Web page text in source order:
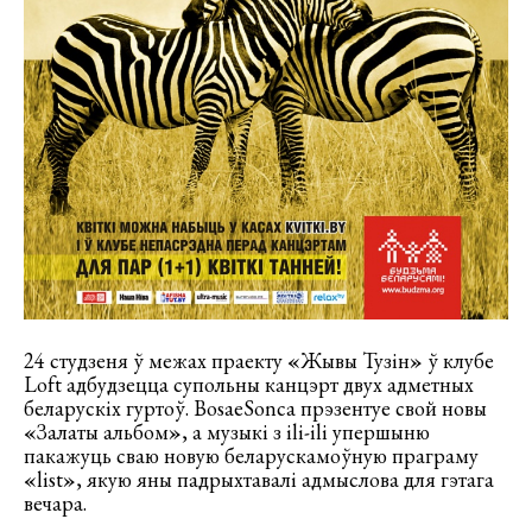
24 студзеня ў межах праекту «Жывы Тузін» ў клубе
Loft адбудзецца супольны канцэрт двух адметных
беларускіх гуртоў. BosaeSonca прэзентуе свой новы
«Залаты альбом», а музыкі з ili-ili упершыню
пакажуць сваю новую беларускамоўную праграму
«list», якую яны падрыхтавалі адмыслова для гэтага
вечара.